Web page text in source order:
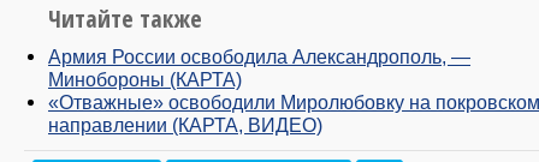
Читайте также
Армия России освободила Александрополь, —
Минобороны (КАРТА)
«Отважные» освободили Миролюбовку на покровском
направлении (КАРТА, ВИДЕО)